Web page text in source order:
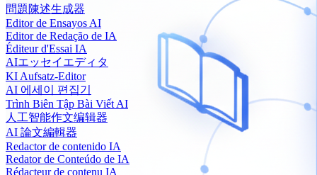
問題陳述生成器
Editor de Ensayos AI
Editor de Redação de IA
Éditeur d'Essai IA
AIエッセイエディタ
KI Aufsatz-Editor
AI 에세이 편집기
Trình Biên Tập Bài Viết AI
人工智能作文编辑器
AI 論文編輯器
Redactor de contenido IA
Redator de Conteúdo de IA
Rédacteur de contenu IA